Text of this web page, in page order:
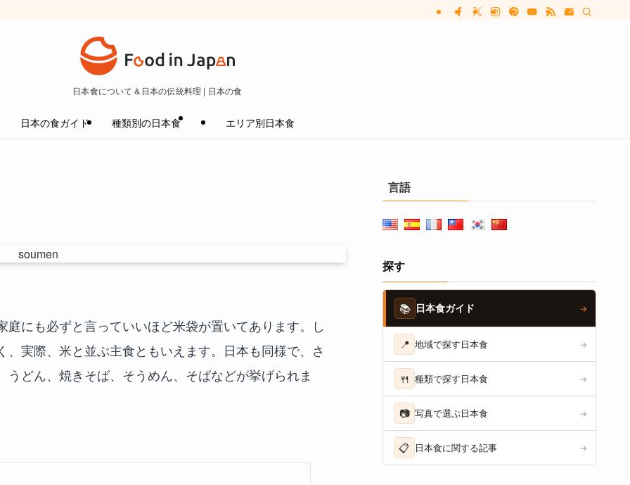
日本食について＆日本の伝統料理 | 日本の食
日本の食ガイド 種類別の日本食 エリア別日本食
にも必ずと言っていいほど米袋が置いてあります。し
実際、米と並ぶ主食ともいえます。日本も同様で、さ
どん、焼きそば、そうめん、そばなどが挙げられま
言語
探す
📚 日本食ガイド →
📍 地域で探す日本食 →
🍴 種類で探す日本食 →
📷 写真で選ぶ日本食 →
📋 日本食に関する記事 →